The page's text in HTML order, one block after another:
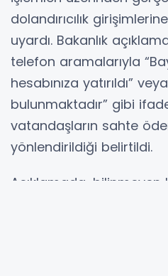
dolandırıcılık
uyardı. Bakanlık
telefon aramalarıyla
hesabınıza yatırıldı”
bulunmaktadır” gibi
vatandaşların sahte
yönlendirildiği belirtildi.
Açıklamada, bilinmeyen